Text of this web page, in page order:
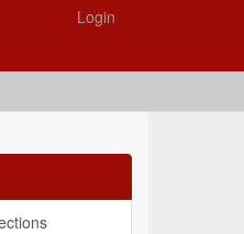
Login